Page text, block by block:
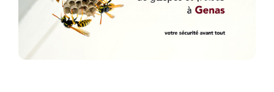
TARIFS
ENGLISH